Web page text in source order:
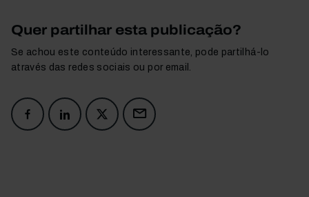
Quer partilhar esta publicação?
Se achou este conteúdo interessante, pode partilhá-lo
através das redes sociais ou por email.